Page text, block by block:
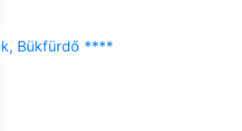
Bükfürdő ****